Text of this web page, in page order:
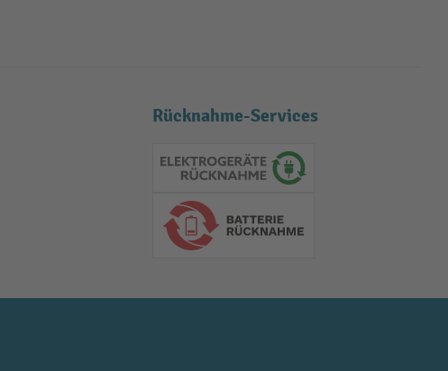
Rücknahme-Services
Elektrogeräte Rückname
Batterie Rückname